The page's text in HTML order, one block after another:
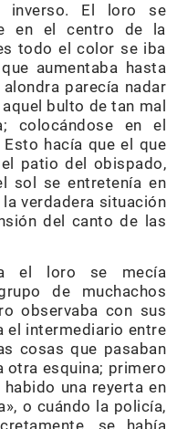
inverso. El loro se
en el centro de la
todo el color se iba
aumentaba hasta
parecía nadar
bulto de tan mal
colocándose en el
hacía que el que
patio del obispado,
sol se entretenía en
verdadera situación
del canto de las
el loro se mecía
de muchachos
observaba con sus
el intermediario entre
cosas que pasaban
otra esquina; primero
una reyerta en
o cuándo la policía,
se había